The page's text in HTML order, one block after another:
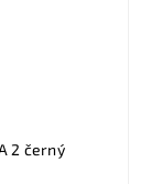
2 černý